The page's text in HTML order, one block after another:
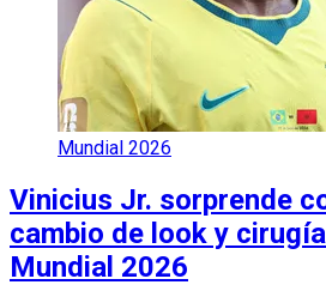
Mundial 2026
Vinicius Jr. sorprende
cambio de look y
Mundial 2026